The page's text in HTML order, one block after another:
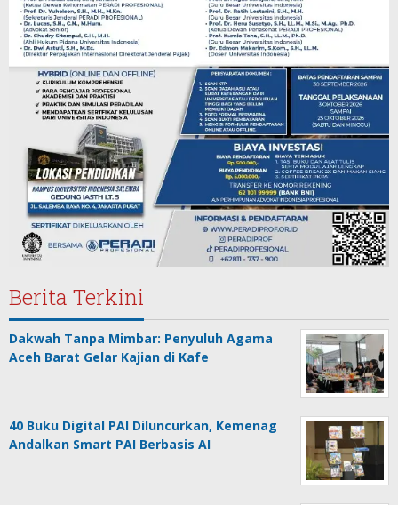
Berita Terkini
Dakwah Tanpa Mimbar: Penyuluh Agama
Aceh Barat Gelar Kajian di Kafe
40 Buku Digital PAI Diluncurkan, Kemenag
Andalkan Smart PAI Berbasis AI